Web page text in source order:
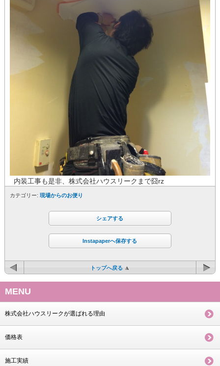
内装工事も是非、株式会社ハウスリークまで囧rz
カテゴリー: 現場からのお便り
シェアする
Instapaperへ保存する
トップへ戻る
MENU
株式会社ハウスリークが選ばれる理由
価格表
施工実績